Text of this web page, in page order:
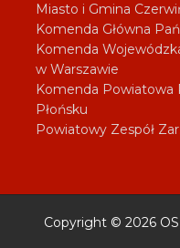
Miasto i Gmina
Komenda Główna
Komenda
w Warszawie
Komenda Powiatowa
Płońsku
Powiatowy Zespół
Copyright ©2026